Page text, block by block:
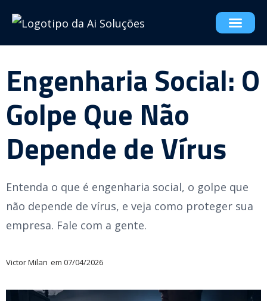
Engenharia Social: O
Golpe Que Não
Depende de Vírus
Entenda o que é engenharia social, o golpe que
não depende de vírus, e veja como proteger sua
empresa. Fale com a gente.
Victor Milan em 07/04/2026